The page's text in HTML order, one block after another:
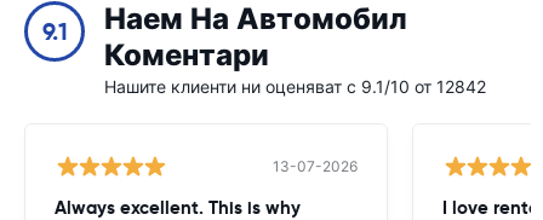
9.1
Наем На Автомобил
Коментари
Нашите клиенти ни оценяват с 9.1/10 от 12842
13-07-2026
Always excellent. This is why I love